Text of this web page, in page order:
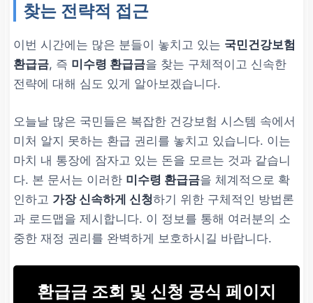
찾는 전략적 접근
이번 시간에는 많은 분들이 놓치고 있는 국민건강보험
환급금, 즉 미수령 환급금을 찾는 구체적이고 신속한
전략에 대해 심도 있게 알아보겠습니다.
오늘날 많은 국민들은 복잡한 건강보험 시스템 속에서
미처 알지 못하는 환급 권리를 놓치고 있습니다. 이는
마치 내 통장에 잠자고 있는 돈을 모르는 것과 같습니
다. 본 문서는 이러한 미수령 환급금을 체계적으로 확
인하고 가장 신속하게 신청하기 위한 구체적인 방법론
과 로드맵을 제시합니다. 이 정보를 통해 여러분의 소
중한 재정 권리를 완벽하게 보호하시길 바랍니다.
환급금 조회 및 신청 공식 페이지